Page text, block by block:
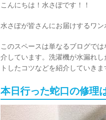
こんにちは！水さぽです！！
水さぽが皆さんにお届けするワン
このスペースは単なるブログで
介しています。洗濯機が水漏れ
トしたコツなどを紹介していき
本日行った蛇口の修理